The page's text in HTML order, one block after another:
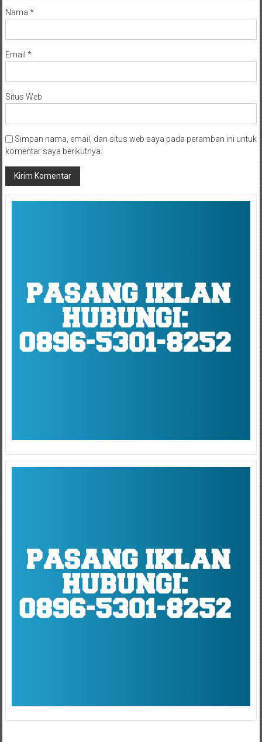
Nama *
Email *
Situs Web
Simpan nama, email, dan situs web saya pada peramban ini untuk
komentar saya berikutnya.